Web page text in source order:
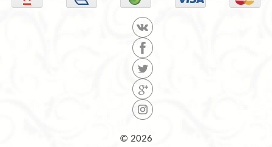
© 2026